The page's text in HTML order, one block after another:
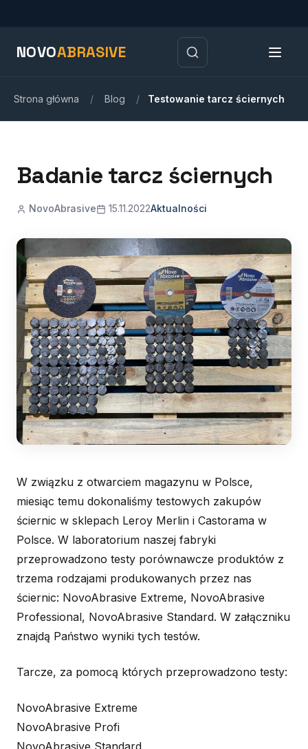
NOVOABRASIVE
Strona główna / Blog / Testowanie tarcz ściernych
Badanie tarcz ściernych
NovoAbrasive 15.11.2022Aktualności
W związku z otwarciem magazynu w Polsce,
miesiąc temu dokonaliśmy testowych zakupów
ściernic w sklepach Leroy Merlin i Castorama w
Polsce. W laboratorium naszej fabryki
przeprowadzono testy porównawcze produktów z
trzema rodzajami produkowanych przez nas
ściernic: NovoAbrasive Extreme, NovoAbrasive
Professional, NovoAbrasive Standard. W załączniku
znajdą Państwo wyniki tych testów.
Tarcze, za pomocą których przeprowadzono testy:
NovoAbrasive Extreme
NovoAbrasive Profi
NovoAbrasive Standard